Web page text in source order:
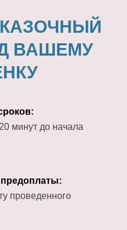
ВАШЕМУ
минут до начала
предоплаты:
проведенного